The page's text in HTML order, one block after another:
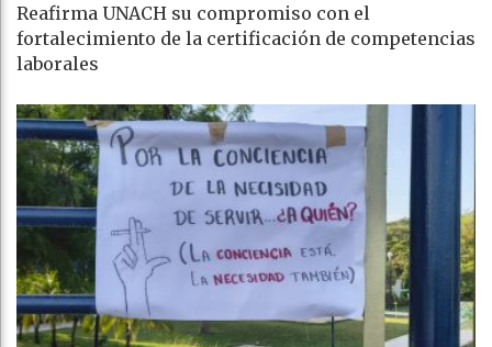
Reafirma UNACH su compromiso con el
fortalecimiento de la certificación de competencias
laborales